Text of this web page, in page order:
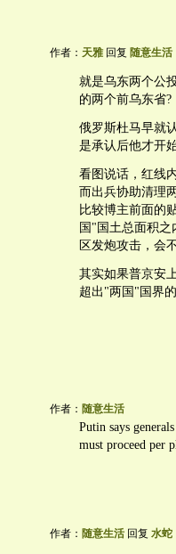
作者： 天雅 回复 随意生活
就是乌东两个公
的两个前乌东省?
俄罗斯杜马早就
是承认后他才开
看图说话，红线
而出兵协助清理
比较博主前面的
国"国土总面积
区发炮攻击，会
其实如果普京安
超出"两国"国界
作者： 随意生活
Putin says
must proceed per
作者： 随意生活 回复 水蛇